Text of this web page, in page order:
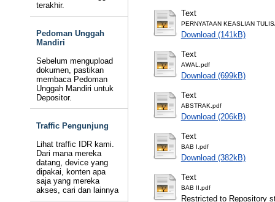
terakhir.
Pedoman Unggah
Mandiri
Sebelum mengupload
dokumen, pastikan
membaca Pedoman
Unggah Mandiri untuk
Depositor.
Traffic Pengunjung
Lihat traffic IDR kami.
Dari mana mereka
datang, device yang
dipakai, konten apa
saja yang mereka
akses, cari dan lainnya
Text
PERNYATAAN KEASLIAN
Download (141kB)
Text
AWAL.pdf
Download (699kB)
Text
ABSTRAK.pdf
Download (206kB)
Text
BAB I.pdf
Download (382kB)
Text
BAB II.pdf
Restricted to Repository